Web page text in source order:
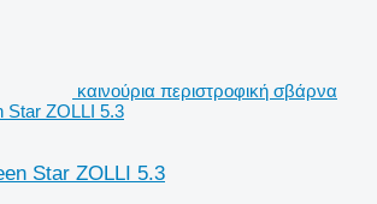
καινούρια περιστροφική σβάρνα
Star ZOLLI 5.3
Star ZOLLI 5.3